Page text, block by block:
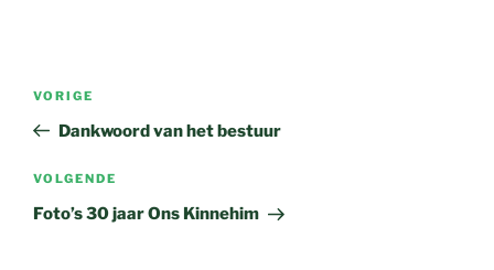
Vorig
bericht
VORIGE
Dankwoord van het bestuur
Volgend
bericht
VOLGENDE
Foto’s 30 jaar Ons Kinnehim